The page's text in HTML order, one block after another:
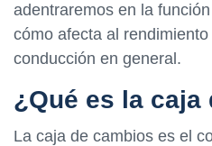
adentraremos en la
cómo afecta al
conducción en general.
¿Qué es la caja
La caja de cambios es el